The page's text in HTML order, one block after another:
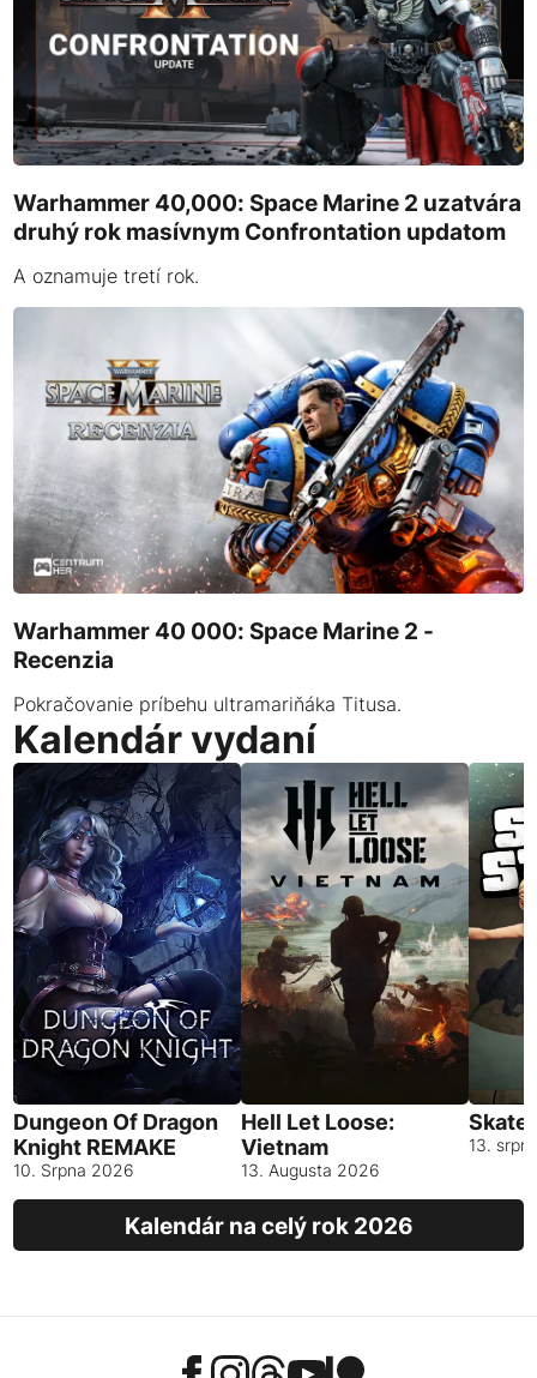
Warhammer 40,000: Space Marine 2 uzatvára
druhý rok masívnym Confrontation updatom
A oznamuje tretí rok.
Warhammer 40 000: Space Marine 2 -
Recenzia
Pokračovanie príbehu ultramariňáka Titusa.
Kalendár vydaní
Dungeon Of Dragon
Knight REMAKE
10. Srpna 2026
Hell Let Loose:
Vietnam
13. Augusta 2026
13.
Kalendár na celý rok 2026